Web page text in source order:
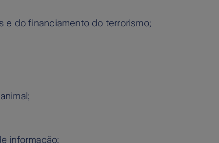
e do financiamento do terrorismo;
informação;